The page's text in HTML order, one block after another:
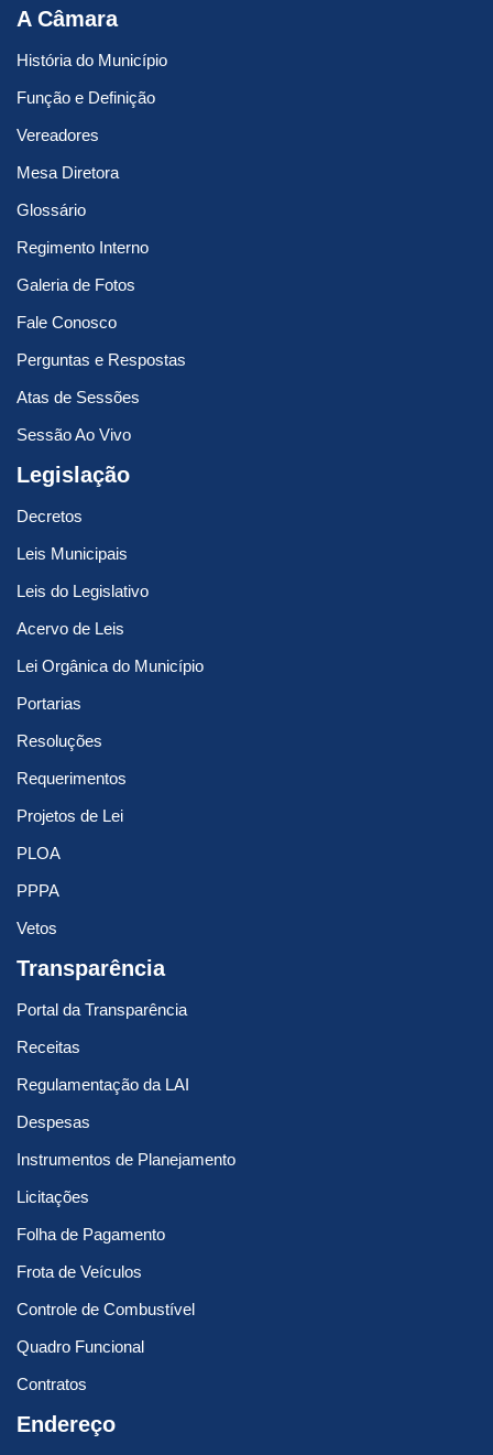
A Câmara
História do Município
Função e Definição
Vereadores
Mesa Diretora
Glossário
Regimento Interno
Galeria de Fotos
Fale Conosco
Perguntas e Respostas
Atas de Sessões
Sessão Ao Vivo
Legislação
Decretos
Leis Municipais
Leis do Legislativo
Acervo de Leis
Lei Orgânica do Município
Portarias
Resoluções
Requerimentos
Projetos de Lei
PLOA
PPPA
Vetos
Transparência
Portal da Transparência
Receitas
Regulamentação da LAI
Despesas
Instrumentos de Planejamento
Licitações
Folha de Pagamento
Frota de Veículos
Controle de Combustível
Quadro Funcional
Contratos
Endereço